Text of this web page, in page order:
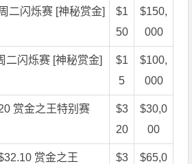
二闪烁赛 [神秘赏金]
$1
50
$150,
000
二闪烁赛 [神秘赏金]
$1
5
$100,
000
赏金之王特别赛
$3
20
$30,0
00
赏金之王
$3
$65,0